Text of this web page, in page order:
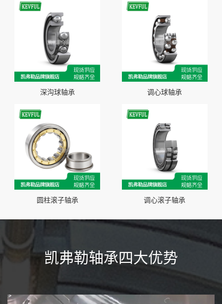
深沟球轴承 调心球轴承
圆柱滚子轴承 调心滚子轴承
凯弗勒轴承四大优势